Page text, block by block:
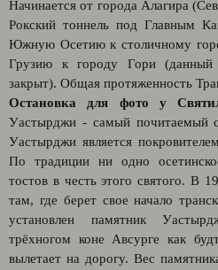
Начинается от города Алагира
Рокский тоннель под Главным
Южную Осетию к столичному
Грузию к городу Гори (данный
закрыт). Общая протяженность
Остановка для фото у
Уастырджи - самый почитаемый
Уастырджи является
По традиции ни одно
тостов в честь этого святого. В
там, где берет свое начало
установлен памятник
трёхногом коне Авсурге как
вылетает на дорогу. Вес